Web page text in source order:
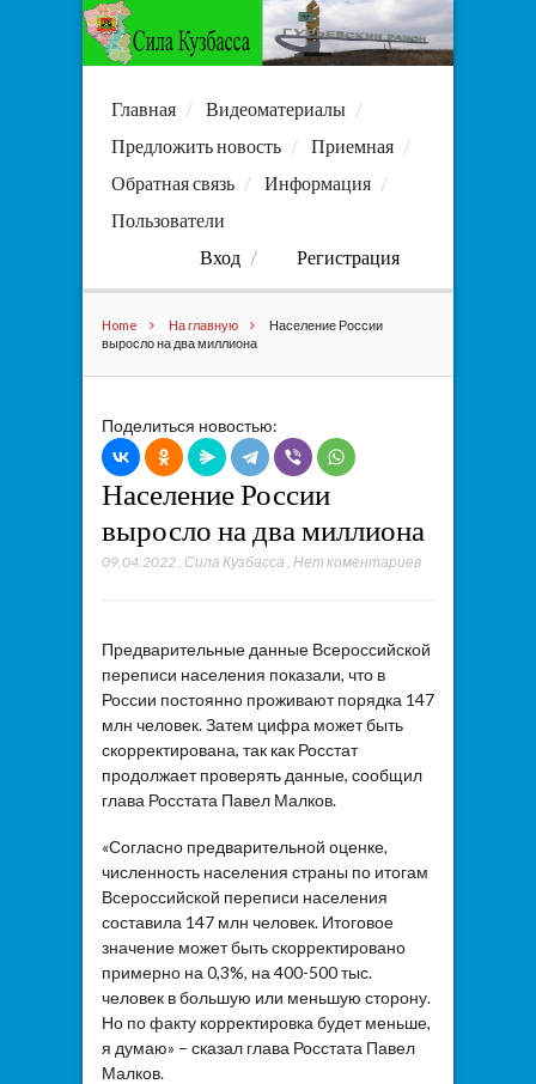
Главная
Видеоматериалы
Предложить новость
Приемная
Обратная связь
Информация
Пользователи
Вход
Регистрация
Home На главную
Население России
выросло на два миллиона
Поделиться новостью:
Население России
выросло на два миллиона
09.04.2022, Сила Кузбасса Нет коментариев
Предварительные данные Всероссийской
переписи населения показали, что в
России постоянно проживают порядка 147
млн человек. Затем цифра может быть
скорректирована, так как Росстат
продолжает проверять данные, сообщил
глава Росстата Павел Малков.
«Согласно предварительной оценке,
численность населения страны по итогам
Всероссийской переписи населения
составила 147 млн человек. Итоговое
значение может быть скорректировано
примерно на 0,3%, на 400-500 тыс.
человек в большую или меньшую сторону.
Но по факту корректировка будет меньше,
я думаю» – сказал глава Росстата Павел
Малков.